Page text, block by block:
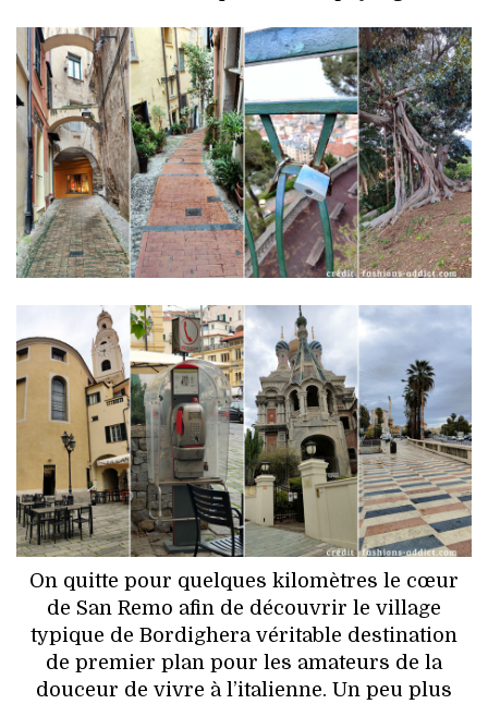
On quitte pour quelques kilomètres le cœur
de San Remo afin de découvrir le village
typique de Bordighera véritable destination
de premier plan pour les amateurs de la
douceur de vivre à l’italienne. Un peu plus